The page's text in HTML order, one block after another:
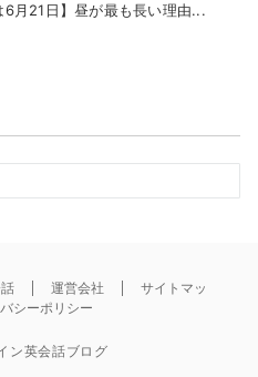
6月21日】昼が最も長い理由...
運営会社
サイトマッ
シーポリシー
ン英会話ブログ